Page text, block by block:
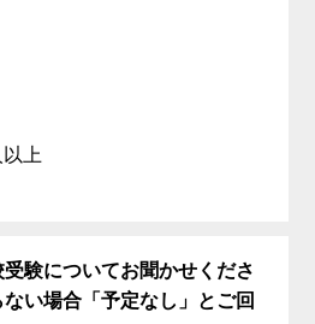
上
験についてお聞かせくださ
い場合「予定なし」とご回